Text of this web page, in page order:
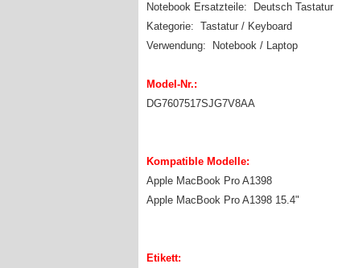
Notebook Ersatzteile: Deutsch Tastatur
Kategorie: Tastatur / Keyboard
Verwendung: Notebook / Laptop
Model-Nr.:
DG7607517SJG7V8AA
Kompatible Modelle:
Apple MacBook Pro A1398
Apple MacBook Pro A1398 15.4"
Etikett: